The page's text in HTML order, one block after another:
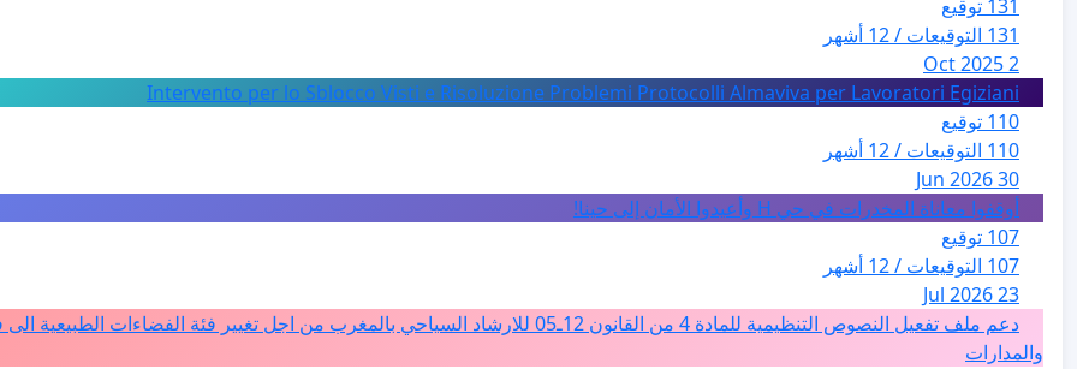
131 توقيع
131 التوقيعات / 12 أشهر
2 Oct 2025
Intervento per lo Sblocco Visti e Risoluzione Problemi Protocolli Almaviva per Lavoratori Egiziani
110 توقيع
110 التوقيعات / 12 أشهر
30 Jun 2026
أوقفوا معاناة المخدرات في حي H وأعيدوا الأمان إلى حينا!
107 توقيع
107 التوقيعات / 12 أشهر
23 Jul 2026
دعم ملف تفعيل النصوص التنظيمية للمادة 4 من القانون 12ـ05 للارشاد السياحي بالمغرب من اجل تغيير فئة الفضاءات
والمدارات